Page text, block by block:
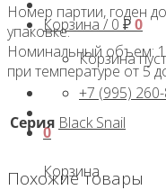
Корзина / 0 ₽0
Корзина
+7 (995)
0
Корзина
Номер партии, годен
упаковке.
Номинальный объем:
при температуре от 5
Серия Black Snail
Похожие товары